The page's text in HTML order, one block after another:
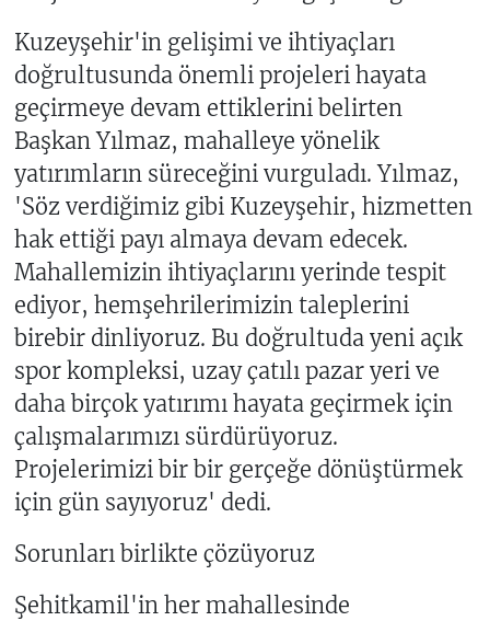
Kuzeyşehir'in gelişimi ve ihtiyaçları
doğrultusunda önemli projeleri hayata
geçirmeye devam ettiklerini belirten
Başkan Yılmaz, mahalleye yönelik
yatırımların süreceğini vurguladı. Yılmaz,
'Söz verdiğimiz gibi Kuzeyşehir, hizmetten
hak ettiği payı almaya devam edecek.
Mahallemizin ihtiyaçlarını yerinde tespit
ediyor, hemşehrilerimizin taleplerini
birebir dinliyoruz. Bu doğrultuda yeni açık
spor kompleksi, uzay çatılı pazar yeri ve
daha birçok yatırımı hayata geçirmek için
çalışmalarımızı sürdürüyoruz.
Projelerimizi bir bir gerçeğe dönüştürmek
için gün sayıyoruz' dedi.
Sorunları birlikte çözüyoruz
Şehitkamil'in her mahallesinde